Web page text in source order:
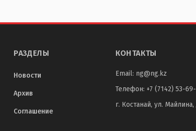
РАЗДЕЛЫ
Новости
Архив
Соглашение
КОНТАКТЫ
Email: ng@ng.kz
Телефон: +7 (7142) 53-
г. Костанай, ул.